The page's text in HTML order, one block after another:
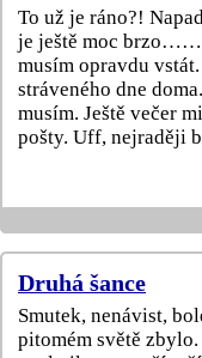
To už je ráno?!
je ještě moc
musím opravdu
stráveného dne
musím. Ještě večer
pošty. Uff, nejraději
Druhá šance
Smutek, nenávist,
pitomém světě